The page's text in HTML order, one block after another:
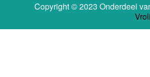
Copyright © 2023 Onderdeel